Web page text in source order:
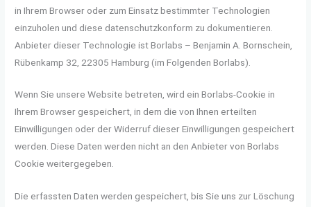
in Ihrem Browser oder zum Einsatz bestimmter Technologien
einzuholen und diese datenschutzkonform zu dokumentieren.
Anbieter dieser Technologie ist Borlabs – Benjamin A. Bornschein,
Rübenkamp 32, 22305 Hamburg (im Folgenden Borlabs).
Wenn Sie unsere Website betreten, wird ein Borlabs-Cookie in
Ihrem Browser gespeichert, in dem die von Ihnen erteilten
Einwilligungen oder der Widerruf dieser Einwilligungen gespeichert
werden. Diese Daten werden nicht an den Anbieter von Borlabs
Cookie weitergegeben.
Die erfassten Daten werden gespeichert, bis Sie uns zur Löschung